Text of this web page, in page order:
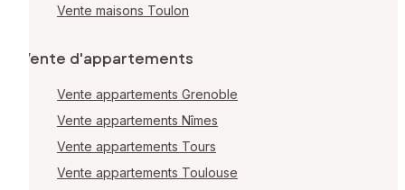
Vente maisons Toulon
Vente d'appartements
Vente appartements Grenoble
Vente appartements Nîmes
Vente appartements Tours
Vente appartements Toulouse